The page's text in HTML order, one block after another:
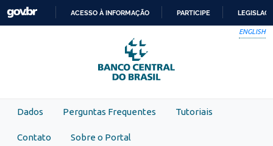
Skip to main content
PARA
O
CONTEÚDO
ACESSO À INFORMAÇÃO PARTICIPE
ENGLISH
Dados Perguntas Frequentes Tutoriais
Contato Sobre o Portal